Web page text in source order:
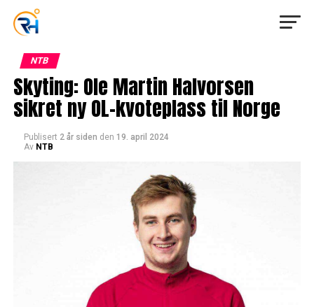
NTB
Skyting: Ole Martin Halvorsen
sikret ny OL-kvoteplass til Norge
Publisert 2 år siden den 19. april 2024
Av NTB